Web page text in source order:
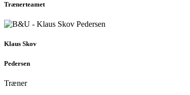
Trænerteamet
Klaus Skov
Pedersen
Træner